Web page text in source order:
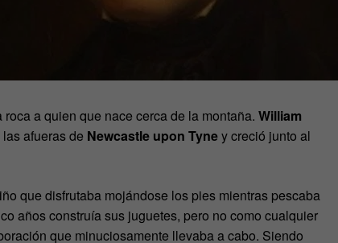
a quien que nace cerca de la montaña. William
afueras de Newcastle upon Tyney creció junto al
que disfrutaba mojándose los pies mientras pescaba
años construía sus juguetes, pero no como cualquier
que minuciosamente llevaba a cabo. Siendo